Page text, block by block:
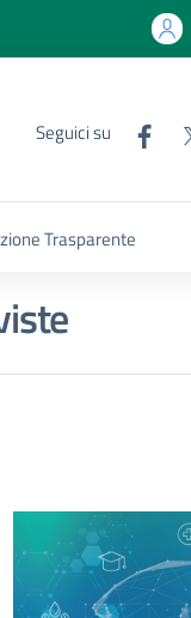
Seguici su
Trasparente